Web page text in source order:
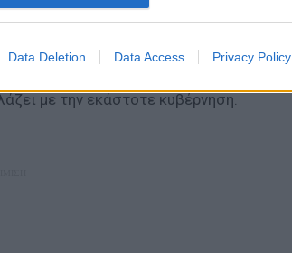
Data Deletion Data Access Privacy Policy
με την εκάστοτε κυβέρνηση.